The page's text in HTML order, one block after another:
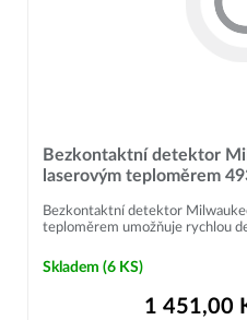
Bezkontaktní detektor
laserovým teploměrem
Bezkontaktní detektor
teploměrem umožňuje rychlou
Skladem (6 KS)
1 451,00